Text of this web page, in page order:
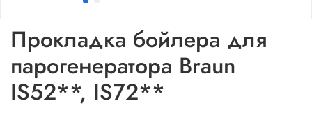
Прокладка бойлера для
парогенератора Braun
IS52**, IS72**